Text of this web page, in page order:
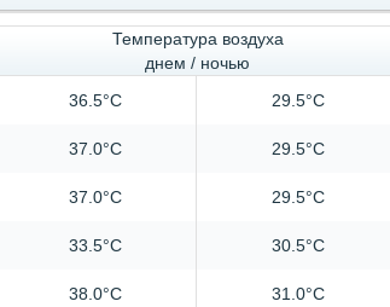
Температура воздуха
днем / ночью
36.5°C 29.5°C
37.0°C 29.5°C
37.0°C 29.5°C
33.5°C 30.5°C
38.0°C 31.0°C